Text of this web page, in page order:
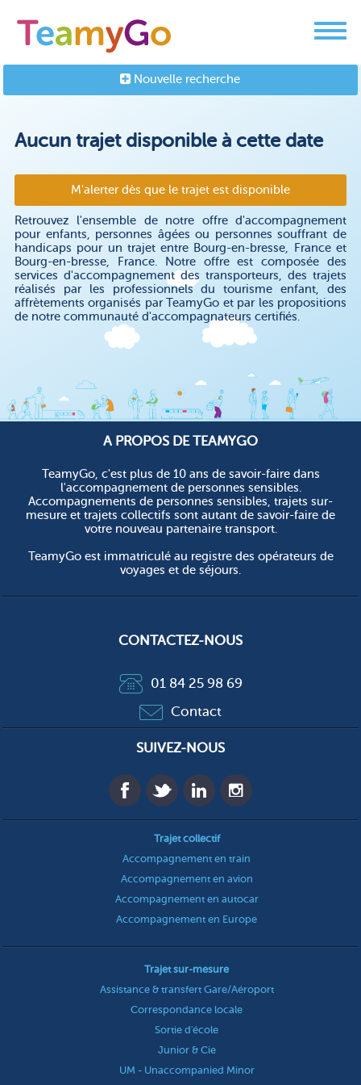
Nouvelle recherche
Aucun trajet disponible à cette date
M'alerter dès que le trajet est disponible
Retrouvez l'ensemble de notre offre d'accompagnement
pour enfants, personnes âgées ou personnes souffrant de
handicaps pour un trajet entre Bourg-en-bresse, France et
Bourg-en-bresse, France. Notre offre est composée des
services d'accompagnement des transporteurs, des trajets
réalisés par les professionnels du tourisme enfant, des
affrètements organisés par TeamyGo et par les propositions
de notre communauté d'accompagnateurs certifiés.
A PROPOS DE TEAMYGO
TeamyGo, c'est plus de 10 ans de savoir-faire dans
l'accompagnement de personnes sensibles.
Accompagnements de personnes sensibles, trajets sur-
mesure et trajets collectifs sont autant de savoir-faire de
votre nouveau partenaire transport.
TeamyGo est immatriculé au registre des opérateurs de
voyages et de séjours.
CONTACTEZ-NOUS
01 84 25 98 69
Contact
SUIVEZ-NOUS
Trajet collectif
Accompagnement en train
Accompagnement en avion
Accompagnement en autocar
Accompagnement en Europe
Trajet sur-mesure
Assistance & transfert Gare/Aéroport
Correspondance locale
Sortie d'école
Junior & Cie
UM - Unaccompanied Minor